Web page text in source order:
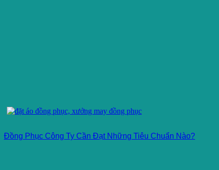
Đồng Phục Công Ty Cần Đạt Những Tiêu Chuẩn Nào?